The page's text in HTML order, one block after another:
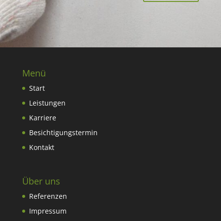
Menü
Start
Leistungen
Karriere
Besichtigungstermin
Kontakt
Über uns
Referenzen
Impressum